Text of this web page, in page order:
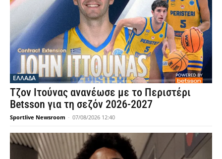
ΕΛΛΑΔΑ
Τζον Ιτούνας ανανέωσε με το Περιστέρι
Betsson για τη σεζόν 2026-2027
Sportlive Newsroom - 07/08/2026 12:40